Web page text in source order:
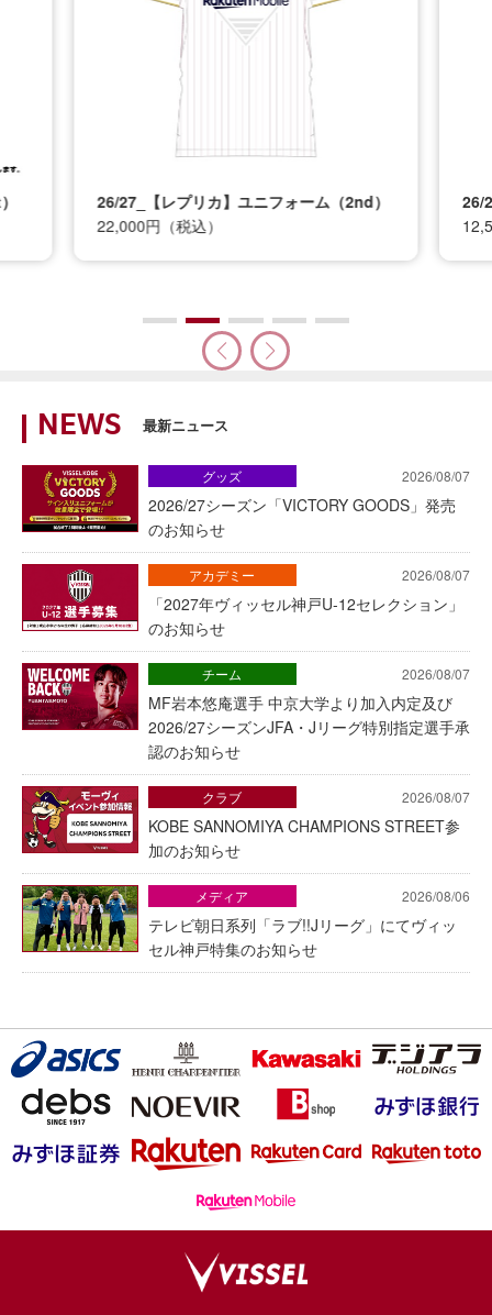
26/27_【レプリカ】ユニフォーム（2nd）
22,000円（税込）
26/
NEWS 最新ニュース
2026/08/07
2026/27シーズン「VICTORY GOODS」発売
のお知らせ
グッズ
2026/08/07
「2027年ヴィッセル神戸U-12セレクション」
のお知らせ
アカデミー
2026/08/07
MF岩本悠庵選手 中京大学より加入内定及び
2026/27シーズンJFA・Jリーグ特別指定選手承
認のお知らせ
チーム
2026/08/07
KOBE SANNOMIYA CHAMPIONS STREET参
加のお知らせ
クラブ
2026/08/06
テレビ朝日系列「ラブ!!Jリーグ」にてヴィッ
セル神戸特集のお知らせ
メディア